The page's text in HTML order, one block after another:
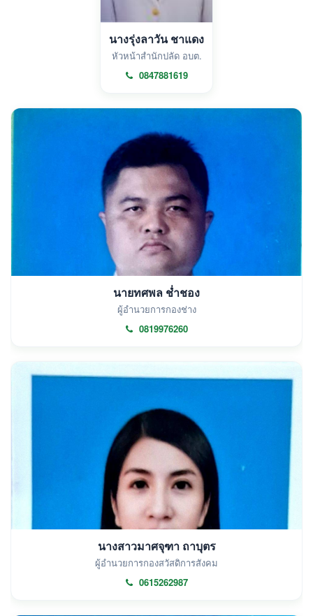
นางรุ่งลาวัน ชาแดง
หัวหน้าสำนักปลัด อบต.
0847881619
นายทศพล ช่ำชอง
ผู้อำนวยการกองช่าง
0819976260
นางสาวมาศจุฑา ถาบุตร
ผู้อำนวยการกองสวัสดิการสังคม
0615262987